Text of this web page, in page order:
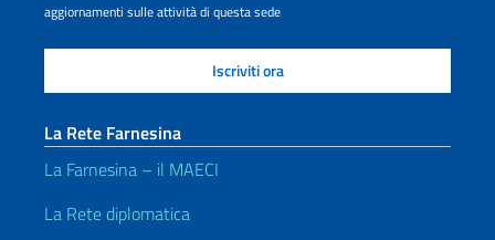
aggiornamenti sulle attività di questa sede
La Rete Farnesina
La Farnesina – il MAECI
La Rete diplomatica